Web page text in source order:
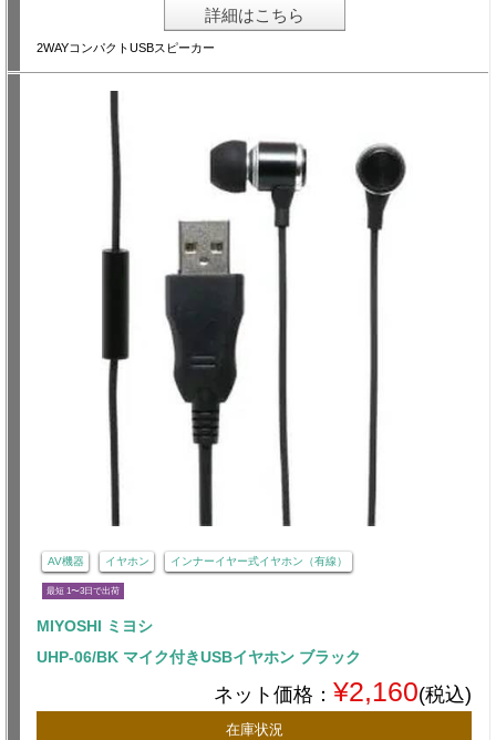
詳細はこちら
2WAYコンパクトUSBスピーカー
AV機器 イヤホン インナーイヤー式イヤホン（有線）
最短 1〜3日で出荷
MIYOSHI ミヨシ
UHP-06/BK マイク付きUSBイヤホン ブラック
ネット価格： ¥2,160(税込)
在庫状況